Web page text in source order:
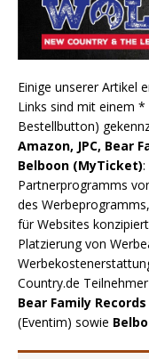
Einige unserer Artikel
Links sind mit einem
Bestellbutton)
Amazon, JPC, Bear
Belboon (MyTicket):
Partnerprogramms
des
für Websites
Platzierung von
Country.de
Bear Family Records
(Eventim) sowie